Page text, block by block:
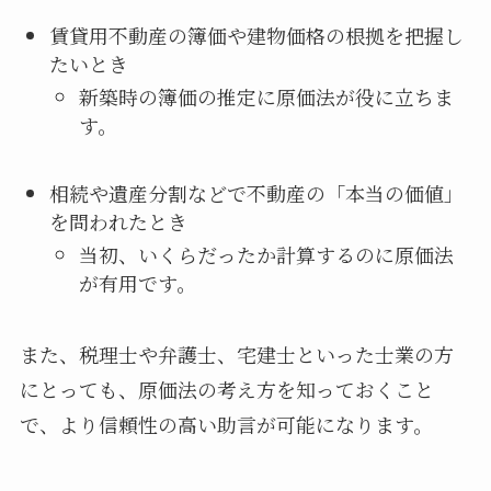
賃貸用不動産の簿価や建物価格の根拠を把握し
たいとき
新築時の簿価の推定に原価法が役に立ちま
す。
相続や遺産分割などで不動産の「本当の価値」
を問われたとき
当初、いくらだったか計算するのに原価法
が有用です。
また、税理士や弁護士、宅建士といった士業の方
にとっても、原価法の考え方を知っておくこと
で、より信頼性の高い助言が可能になります。